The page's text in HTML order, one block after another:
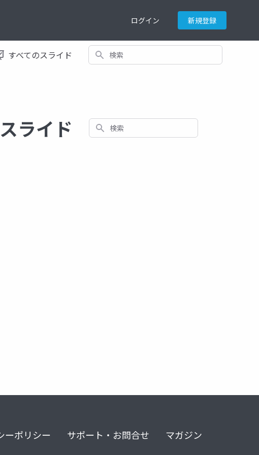
ログイン 新規登録
すべてのスライド 検索
ライド 検索
ーポリシー サポート・お問合せ マガジン